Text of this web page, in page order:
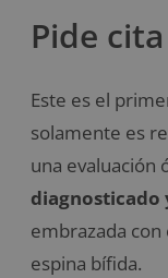
Pide
Este es el
solamente es
una evaluación
diagnosticado
embrazada
espina bífida.